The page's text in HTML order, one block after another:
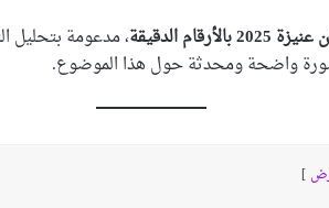
الدقيقة
، مدعومة بتحليل
صورة واضحة ومحدثة حول هذا الموضوع.